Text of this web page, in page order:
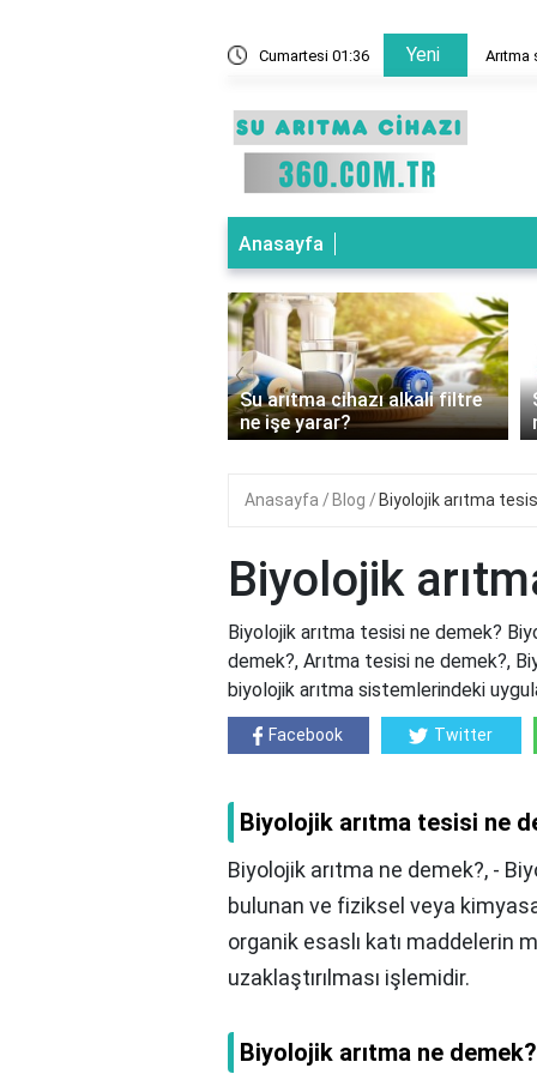
Cumartesi 01:36 Yeni Arıtma
Anasayfa
Su arıtma cihazı alkali filtre
ne işe yarar?
‹
Anasayfa Blog Biyolojik arıtma
Biyolojik
Biyolojik arıtma tesisi ne demek?
demek?, Arıtma tesisi ne demek?,
biyolojik arıtma sistemlerindeki
Facebook Twitter
Biyolojik arıtma tesisi ne
Biyolojik arıtma ne demek?, -
bulunan ve fiziksel veya
organik esaslı katı maddelerin
uzaklaştırılması işlemidir.
Biyolojik arıtma ne demek?